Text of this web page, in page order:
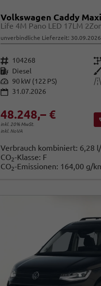
Volkswagen Caddy Maxi
Life 4M Pano LED 17LM
unverbindliche Lieferzeit: 30.09.2026
Fahrzeugnr. 104268 Getriebe
Kraftstoff Diesel Außenfarbe
Leistung 90 kW (122 PS) Kilometerstand
31.07.2026
48.248,– €
inkl. 20% MwSt.
inkl. NoVA
Verbrauch kombiniert: 6,28
CO2-Klasse: F
CO2-Emissionen: 164,00 g/